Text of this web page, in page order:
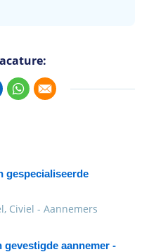
gespecialiseerde
Civiel - Aannemers
aannemer -